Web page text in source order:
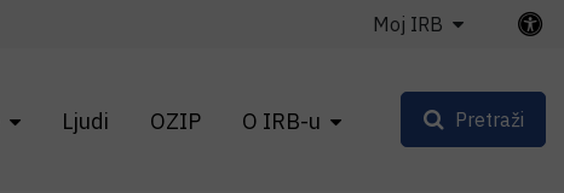
Ljudi OZIP O IRB-u
Moj IRB
Pretraži